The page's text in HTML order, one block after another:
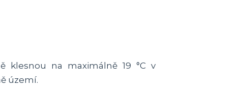
klesnou na maximálně 19 °C v
území.